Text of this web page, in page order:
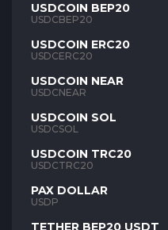
USDCOIN BEP20
USDCBEP20
USDCOIN ERC20
USDCERC20
USDCOIN NEAR
USDCNEAR
USDCOIN SOL
USDCSOL
USDCOIN TRC20
USDCTRC20
PAX DOLLAR
USDP
TETHER BEP20 USDT